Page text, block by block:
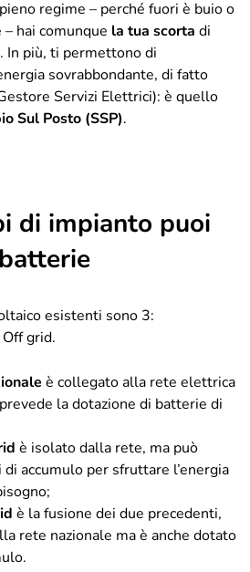
regime – perché fuori è buio o
hai comunque la tua scorta di
In più, ti permettono di
sovrabbondante, di fatto
Servizi Elettrici): è quello
Sul Posto (SSP).
di impianto puoi
esistenti sono 3:
grid.
è collegato alla rete elettrica
la dotazione di batterie di
è isolato dalla rete, ma può
accumulo per sfruttare l’energia
è la fusione dei due precedenti,
rete nazionale ma è anche dotato